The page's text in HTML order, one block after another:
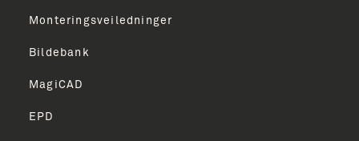
Monteringsveiledninger
Bildebank
MagiCAD
EPD